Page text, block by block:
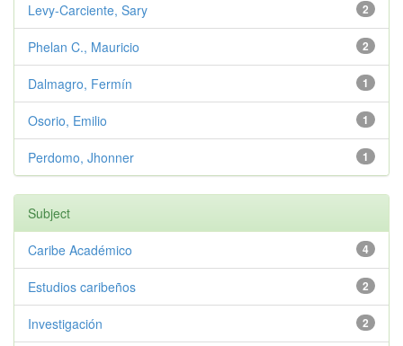
2
Levy-Carciente, Sary
2
Phelan C., Mauricio
1
Dalmagro, Fermín
1
Osorio, Emilio
1
Perdomo, Jhonner
Subject
4
Caribe Académico
2
Estudios caribeños
2
Investigación